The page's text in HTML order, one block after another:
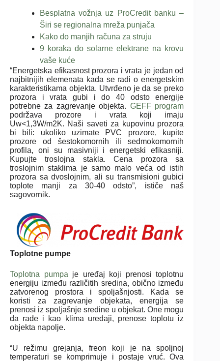
Besplatna vožnja uz ProCredit banku –
Širi se regionalna mreža punjača
Kako do manjih računa za struju
9 koraka do solarne elektrane na krovu
vaše kuće
“Energetska efikasnost prozora i vrata je jedan od
najbitnijih elemenata kada se radi o energetskim
karakteristikama objekta. Utvrđeno je da se preko
prozora i vrata gubi i do 40 odsto energije
potrebne za zagrevanje objekta. GEFF program
podržava prozore i vrata koji imaju
Uw<1,3W/m2K. Naši saveti za kupovinu prozora
bi bili: ukoliko uzimate PVC prozore, kupite
prozore od šestokomornih ili sedmokomornih
profila, oni su masivniji i energetski efikasniji.
Kupujte troslojna stakla. Cena prozora sa
troslojnim staklima je samo malo veća od istih
prozora sa dvoslojnim, ali su transmisioni gubici
toplote manji za 30-40 odsto”, ističe naš
sagovornik.
Toplotne pumpe
Toplotna pumpa je uređaj koji prenosi toplotnu
energiju između različitih sredina, obično između
zatvorenog prostora i spoljašnjosti. Kada se
koristi za zagrevanje objekata, energija se
prenosi iz spoljašnje sredine u objekat. One mogu
da rade i kao klima uređaji, prenose toplotu iz
objekta napolje.
“U režimu grejanja, freon koji je na spoljnoj
temperaturi se komprimuje i postaje vruć. Ova